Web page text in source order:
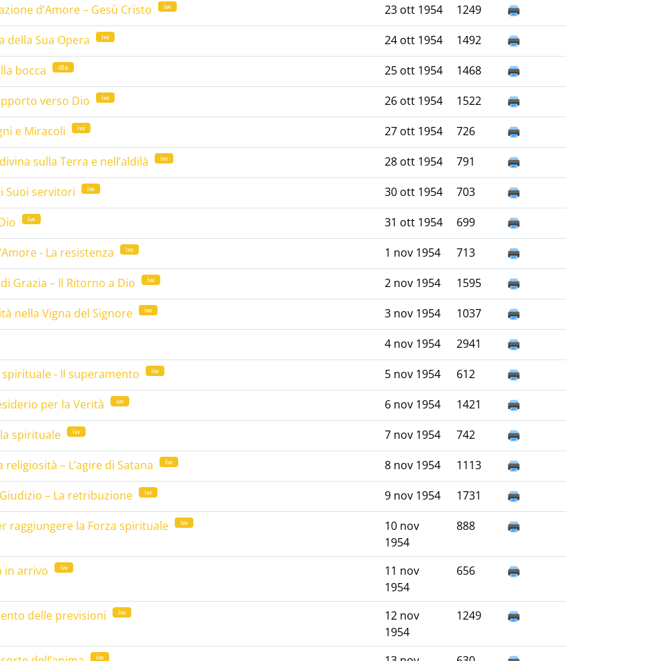
d’Amore – Gesù Cristo iw 23 ott 1954
1249
della Sua Opera iw 24 ott 1954
1492
bocca dla 25 ott 1954
1468
verso Dio iw 26 ott 1954
1522
e Miracoli iw 27 ott 1954
726
sulla Terra e nell’aldilà iw 28 ott 1954
791
Suoi servitori iw 30 ott 1954
703
iw 31 ott 1954
699
- La resistenza iw 1 nov 1954
713
Grazia – Il Ritorno a Dio iw 2 nov 1954
1595
nella Vigna del Signore iw 3 nov 1954
1037
4 nov 1954
2941
- Il superamento iw 5 nov 1954
612
per la Verità iw 6 nov 1954
1421
spirituale iw 7 nov 1954
742
– L’agire di Satana iw 8 nov 1954
1113
– La retribuzione iw 9 nov 1954
1731
raggiungere la Forza spirituale iw
10 nov
1954
888
in arrivo iw
11 nov
1954
656
delle previsioni iw
12 nov
1954
1249
iw